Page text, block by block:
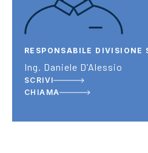
RESPONSABILE DIVISIONE
Ing. Daniele D’Alessio
SCRIVI
CHIAMA